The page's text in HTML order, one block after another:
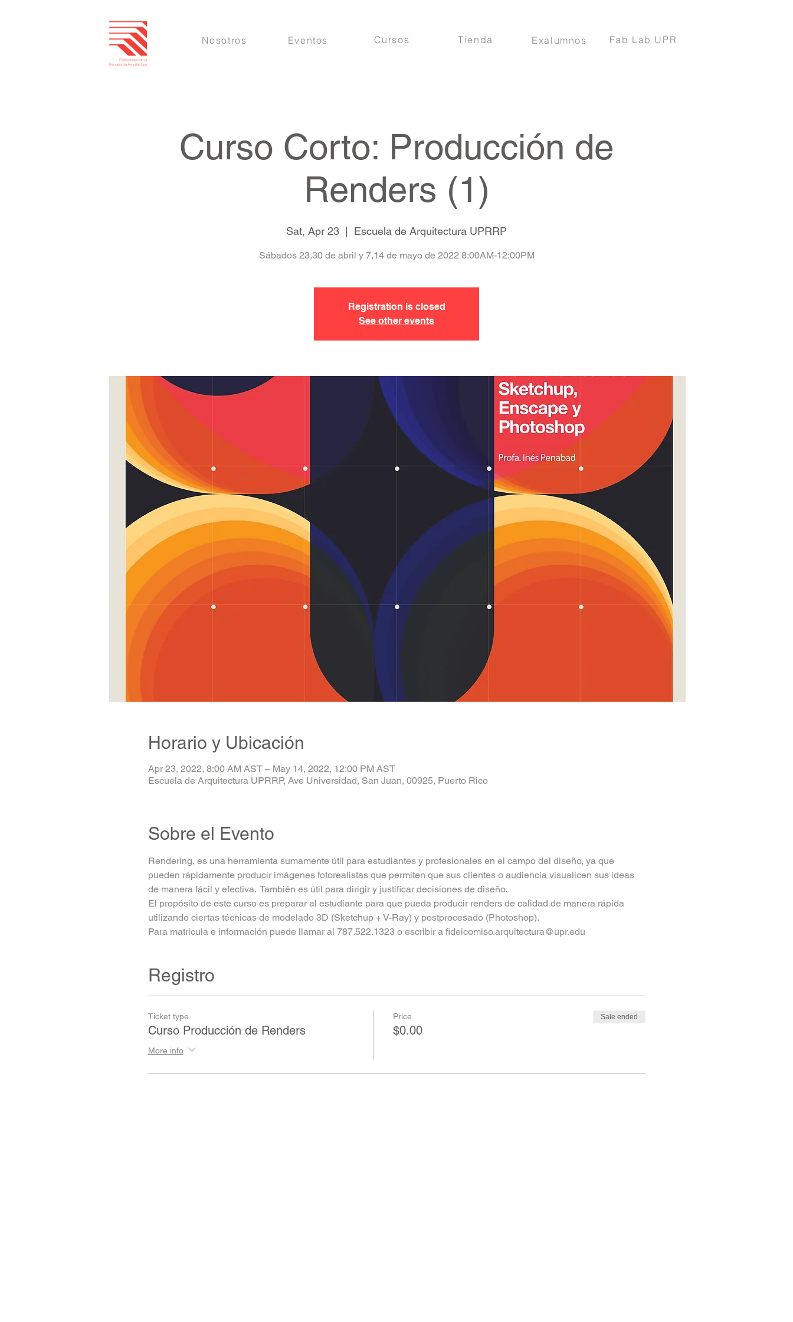
Nosotros Eventos Cursos Tienda Exalumnos Fab Lab UPR
Curso Corto: Producción de
Renders (1)
Sat, Apr 23 Escuela de Arquitectura UPRRP
Sábados 23,30 de abril y 7,14 de mayo de 2022 8:00AM-12:00PM
Registration is closed
See other events
Horario y Ubicación
Apr 23, 2022, 8:00 AM AST – May 14, 2022, 12:00 PM AST
Escuela de Arquitectura UPRRP, Ave Universidad, San Juan, 00925, Puerto Rico
Sobre el Evento
Rendering, es una herramienta sumamente útil para estudiantes y profesionales en el campo del diseño, ya que
pueden rápidamente producir imágenes fotorealistas que permiten que sus clientes o audiencia visualicen sus ideas
de manera fácil y efectiva.  También es útil para dirigir y justificar decisiones de diseño.
El propósito de este curso es preparar al estudiante para que pueda producir renders de calidad de manera rápida
utilizando ciertas técnicas de modelado 3D (Sketchup + V-Ray) y postprocesado (Photoshop).
Para matricula e información puede llamar al 787.522.1323 o escribir a fideicomiso.arquitectura@upr.edu
Registro
Ticket type
Curso Producción de Renders
More info
Price
$0.00
Sale ended